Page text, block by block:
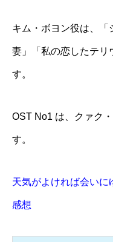
キム・ボヨン役は、「
妻」「私の恋したテリ
す。
OST No1 は、クァク
す。
天気がよければ会い
感想